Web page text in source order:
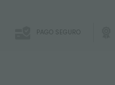
PAGO SEGURO